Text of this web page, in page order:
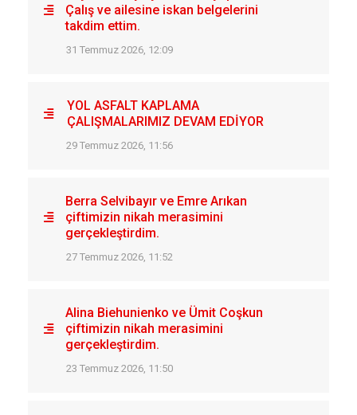
Çalış ve ailesine iskan belgelerini
takdim ettim.
31 Temmuz 2026, 12:09
YOL ASFALT KAPLAMA
ÇALIŞMALARIMIZ DEVAM EDİYOR
29 Temmuz 2026, 11:56
Berra Selvibayır ve Emre Arıkan
çiftimizin nikah merasimini
gerçekleştirdim.
27 Temmuz 2026, 11:52
Alina Biehunienko ve Ümit Coşkun
çiftimizin nikah merasimini
gerçekleştirdim.
23 Temmuz 2026, 11:50